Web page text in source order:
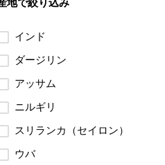
インド
ダージリン
アッサム
ニルギリ
スリランカ（セイロン）
ウバ